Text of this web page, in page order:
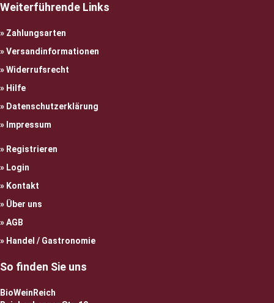
Weiterführende Links
Zahlungsarten
Versandinformationen
Widerrufsrecht
Hilfe
Datenschutzerklärung
Impressum
Registrieren
Login
Kontakt
Über uns
AGB
Handel / Gastronomie
So finden Sie uns
BioWeinReich